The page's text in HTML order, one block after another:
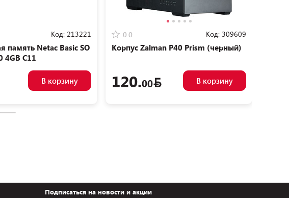
Код: 213221
память Netac Basic SO
4GB C11
В корзину
0.0 Код: 309609
Корпус Zalman P40 Prism (черный)
120.00 В корзину
Подписаться на новости и акции